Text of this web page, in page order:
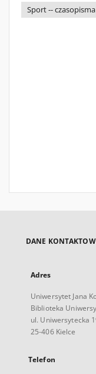
Sport -- czasopisma
DANE
Adres
Uniwersytet Jana
Biblioteka
ul. Uniwersytecka
25-406 Kielce
Telefon